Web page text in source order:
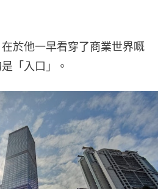
於他一早看穿了商業世界嘅
「入口」。